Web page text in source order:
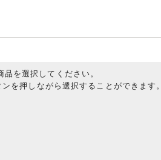
を選択してください。
を押しながら選択することができます。